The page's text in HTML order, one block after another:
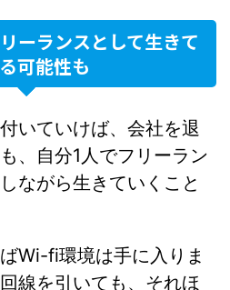
ーランスとして生きて
可能性も
いていけば、会社を退
、自分1人でフリーラン
ながら生きていくこと
Wi-fi環境は手に入りま
線を引いても、それほ